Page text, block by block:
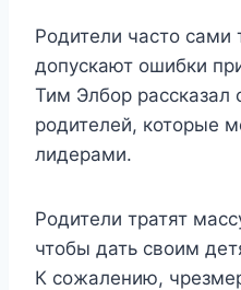
Родители часто сами
допускают ошибки
Тим Элбор рассказал
родителей, которые
лидерами.
Родители тратят
чтобы дать своим
К сожалению,